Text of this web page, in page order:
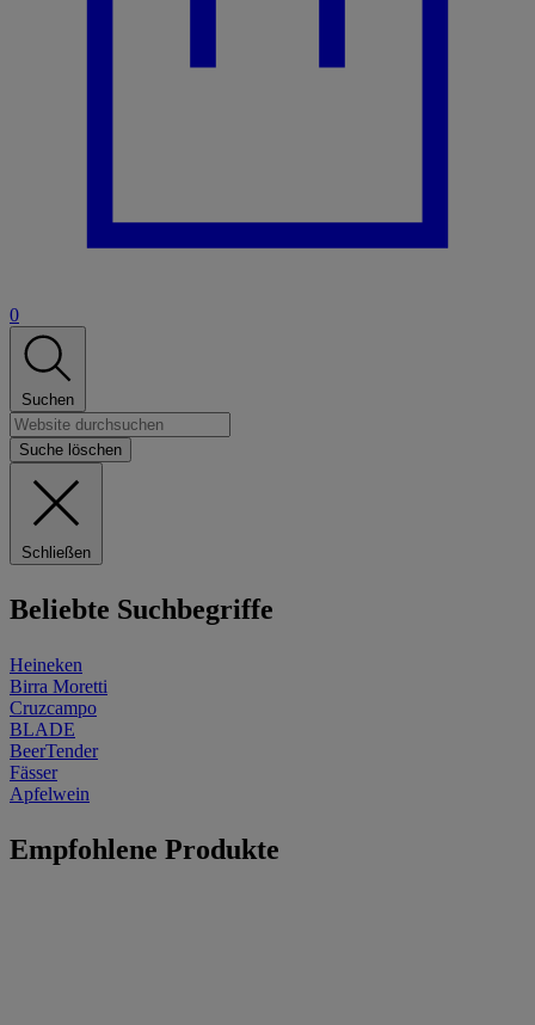
0
Suchen
Suche löschen
Schließen
Beliebte Suchbegriffe
Heineken
Birra Moretti
Cruzcampo
BLADE
BeerTender
Fässer
Apfelwein
Empfohlene Produkte